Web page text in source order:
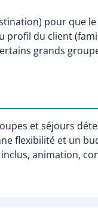
pour que
profil du client
grands
et séjours
flexibilité et un
animation,